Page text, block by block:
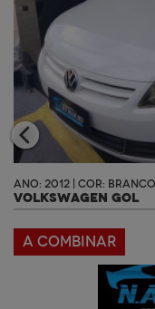
ANO: 2012 | COR: BRANCO
VOLKSWAGEN GOL
A COMBINAR